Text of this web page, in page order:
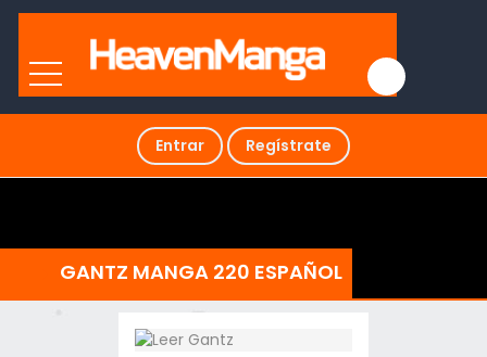
Entrar Regístrate
GANTZ MANGA 220 ESPAÑOL